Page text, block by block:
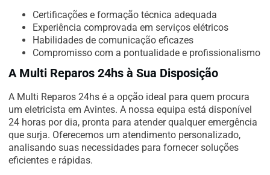
Certificações e formação técnica adequada
Experiência comprovada em serviços elétricos
Habilidades de comunicação eficazes
Compromisso com a pontualidade e profissionalismo
A Multi Reparos 24hs à Sua Disposição
A Multi Reparos 24hs é a opção ideal para quem procura
um eletricista em Avintes. A nossa equipa está disponível
24 horas por dia, pronta para atender qualquer emergência
que surja. Oferecemos um atendimento personalizado,
analisando suas necessidades para fornecer soluções
eficientes e rápidas.